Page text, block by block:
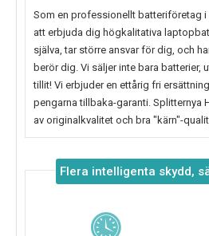
Som en professionellt batteriföretag i
att erbjuda dig högkalitativa
själva, tar större ansvar för dig, och
berör dig. Vi säljer inte bara batterier,
tillit! Vi erbjuder en ettårig fri
pengarna tillbaka-garanti. Splitternya
av originalkvalitet och bra "kärn"-
Flera intelligenta skydd,